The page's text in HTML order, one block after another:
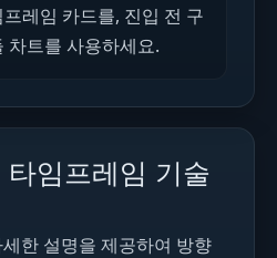
레임 카드를, 진입 전 구
차트를 사용하세요.
타임프레임 기술
한 설명을 제공하여 방향